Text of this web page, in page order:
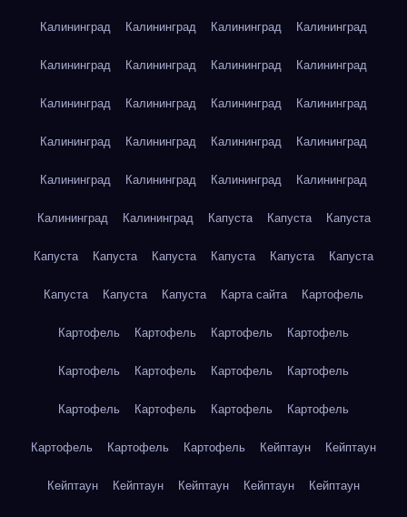
Калининград Калининград Калининград Калининград
Калининград Калининград Калининград Калининград
Калининград Калининград Калининград Калининград
Калининград Калининград Калининград Калининград
Калининград Калининград Калининград Калининград
Калининград Калининград Капуста Капуста Капуста
Капуста Капуста Капуста Капуста Капуста Капуста
Капуста Капуста Капуста Карта сайта Картофель
Картофель Картофель Картофель Картофель
Картофель Картофель Картофель Картофель
Картофель Картофель Картофель Картофель
Картофель Картофель Картофель Кейптаун Кейптаун
Кейптаун Кейптаун Кейптаун Кейптаун Кейптаун